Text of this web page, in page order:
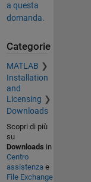
a questa
domanda.
Categorie
MATLAB
Installation
and
Licensing
Downloads
Scopri di più
su
Downloads in
Centro
assistenza e
File Exchange